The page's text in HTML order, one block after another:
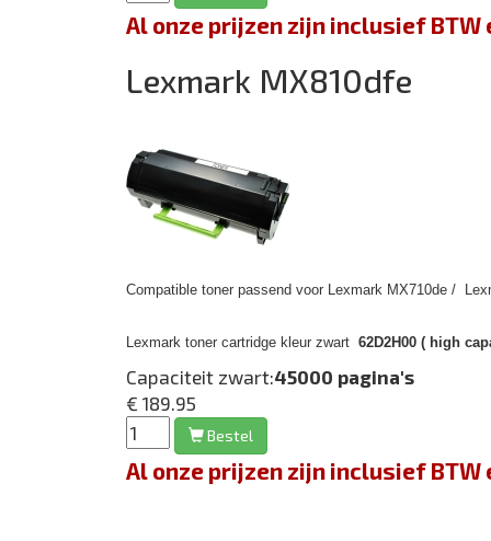
Al onze prijzen zijn inclusief
Lexmark MX810dfe
Compatible toner passend voor Lexmark MX710de /
Lexmark toner cartridge kleur zwart 62D2H00 ( high
Capaciteit zwart:45000 pagina's
€ 189.95
Bestel
Al onze prijzen zijn inclusief